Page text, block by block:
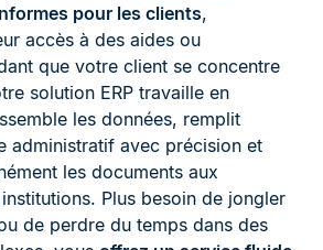
pour les clients,
accès à des aides ou
que votre client se concentre
solution ERP travaille en
les données, remplit
administratif avec précision et
les documents aux
Plus besoin de jongler
de perdre du temps dans des